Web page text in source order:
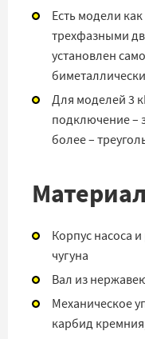
Есть модели
трехфазными
установлен
Для моделей 3
подключение –
более –
Корпус насоса
чугуна
Вал из
Механическое
карбид